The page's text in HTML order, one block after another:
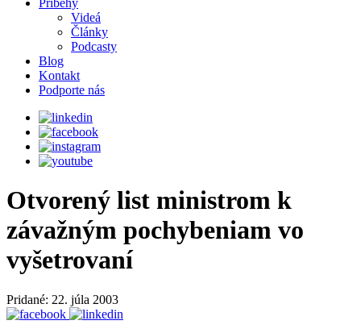
Videá
Články
Podcasty
Blog
Kontakt
Podporte nás
Otvorený list ministrom k
závažným pochybeniam vo
vyšetrovaní
Pridané: 22. júla 2003